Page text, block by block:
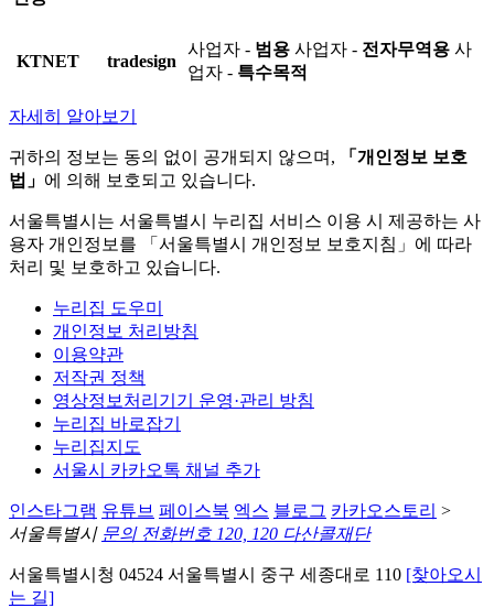
KTNET tradesign
사업자 - 범용 사업자 - 전자무역용 사
업자 - 특수목적
자세히 알아보기
귀하의 정보는 동의 없이 공개되지 않으며,
「개인정보 보호
법」 에 의해 보호되고 있습니다.
서울특별시는 서울특별시 누리집 서비스 이용 시 제공하는 사
용자 개인정보를 「서울특별시 개인정보 보호지침」에 따라
처리 및 보호하고 있습니다.
누리집 도우미
개인정보 처리방침
이용약관
저작권 정책
영상정보처리기기 운영·관리 방침
누리집 바로잡기
누리집지도
서울시 카카오톡 채널 추가
인스타그램 유튜브 페이스북 엑스 블로그 카카오스토리 >
서울특별시 문의 전화번호 120, 120 다산콜재단
서울특별시청 04524 서울특별시 중구 세종대로 110 [찾아오시
는 길]